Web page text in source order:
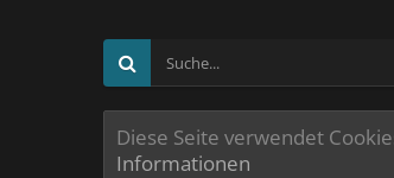
Diese Seite verwendet
Informationen